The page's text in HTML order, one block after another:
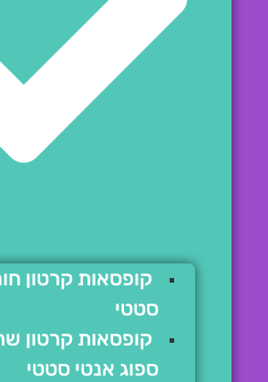
קופסאות קרטון
סטטי
קופסאות קרטון
ספוג אנטי סטטי